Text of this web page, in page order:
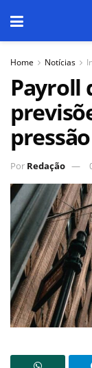
Home Notícias
Payroll
Por Redação